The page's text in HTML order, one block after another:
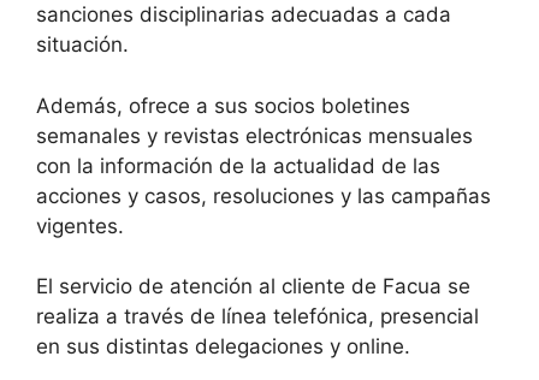
sanciones disciplinarias adecuadas a cada
situación.
Además, ofrece a sus socios boletines
semanales y revistas electrónicas mensuales
con la información de la actualidad de las
acciones y casos, resoluciones y las campañas
vigentes.
El servicio de atención al cliente de Facua se
realiza a través de línea telefónica, presencial
en sus distintas delegaciones y online.